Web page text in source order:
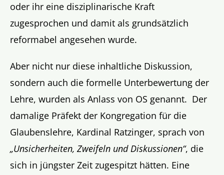
oder ihr eine disziplinarische Kraft
zugesprochen und damit als grundsätzlich
reformabel angesehen wurde.
Aber nicht nur diese inhaltliche Diskussion,
sondern auch die formelle Unterbewertung der
Lehre, wurden als Anlass von OS genannt. Der
damalige Präfekt der Kongregation für die
Glaubenslehre, Kardinal Ratzinger, sprach von
„Unsicherheiten, Zweifeln und Diskussionen“, die
sich in jüngster Zeit zugespitzt hätten. Eine